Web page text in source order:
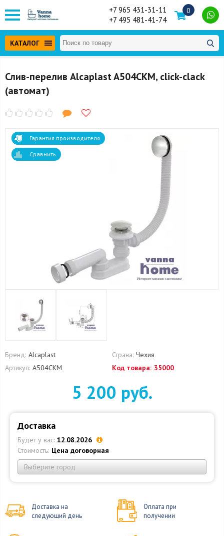
+7 965 431-31-11
+7 495 481-41-74
0
КАТАЛОГ
Слив-перелив Alcaplast A504CKM, click-clack
(автомат)
Гарантия производителя
Сравнить
Бренд: Alcaplast Страна: Чехия
Артикул: A504CKM Код товара: 35000
5 200 руб.
Доставка
Будет у вас: 12.08.2026
Стоимость: Цена договорная
Выберите город
Доставка на
следующий день
Оплата при
получении